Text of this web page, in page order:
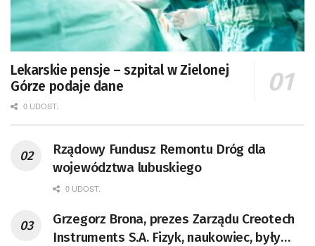
Lekarskie pensje – szpital w Zielonej
Górze podaje dane
0 UDOST.
Rządowy Fundusz Remontu Dróg dla
województwa lubuskiego
0 UDOST.
Grzegorz Brona, prezes Zarządu Creotech
Instruments S.A. Fizyk, naukowiec, były